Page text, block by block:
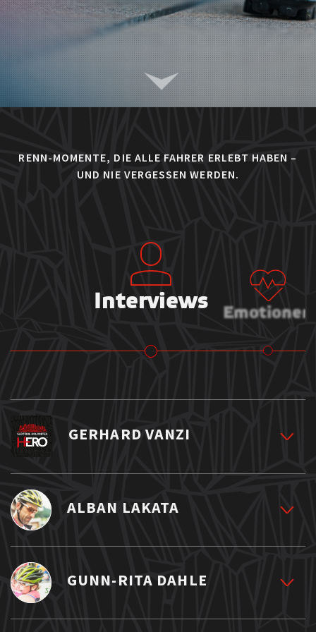
RENN-MOMENTE, DIE ALLE FAHRER ERLEBT HABEN –
UND NIE VERGESSEN WERDEN.
Interviews Emotionen
GERHARD VANZI
EINMAL HELD SEIN? THE DREAM GOES ON…
Wir schreiben das Jahr 10. Der härteste Mountainbike-
ALBAN LAKATA
GUNN-RITA DAHLE